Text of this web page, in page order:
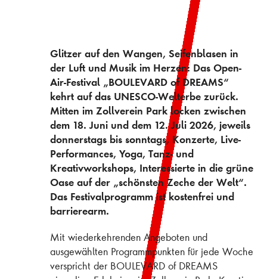
Glitzer auf den Wangen, Seifenblasen in
der Luft und Musik im Herzen: Das Open-
Air-Festival „BOULEVARD of DREAMS“
kehrt auf das UNESCO-Welterbe zurück.
Mitten im Zollverein Park locken zwischen
dem 18. Juni und dem 12. Juli 2026, jeweils
donnerstags bis sonntags, Konzerte, Live-
Performances, Yoga, Tanz- und
Kreativworkshops, Interessierte in die grüne
Oase auf der „schönsten Zeche der Welt“.
Das Festivalprogramm ist kostenfrei und
barrierearm.
Mit wiederkehrenden Angeboten und
ausgewählten Programmpunkten für jede Woche
verspricht der BOULEVARD of DREAMS